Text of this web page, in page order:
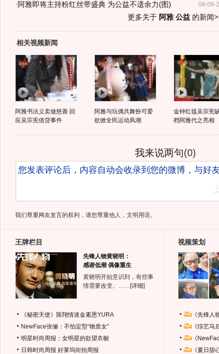
08-09-
·阿雅即将主持粉红丝带盛典 为公益不遗余力(图)
更多关于 阿雅 公益的新闻
相关视频新闻
阿雅书法义卖做慈善 回
应吴宗宪借贷事件
阿雅与玩偶共舞扮可爱
欲掀全民运动风潮
金钟红毯吴宗宪
档阿雅代之亮相
我来说两句(0)
我们尊重网友发言的权利，请您尊重他人，文明用语。
王牌栏目
先锋人物黄晓明：
感谢低潮 偶像重生
黄晓明开始意识到，有些事
情需要改变。…… [详细]
《秘密天使》陈翔情迷金素恩YURA
NewFace张俪：不怕定型“物质女”
明星时尚周报：女明星的欲望衣橱
日韩时尚周报 好莱坞街拍周报
视频策划
《先锋
《综艺
《
《夏日